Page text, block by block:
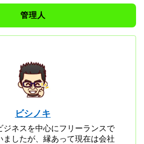
管理人
ビシノキ
ジネスを中心にフリーランスで
ましたが、縁あって現在は会社